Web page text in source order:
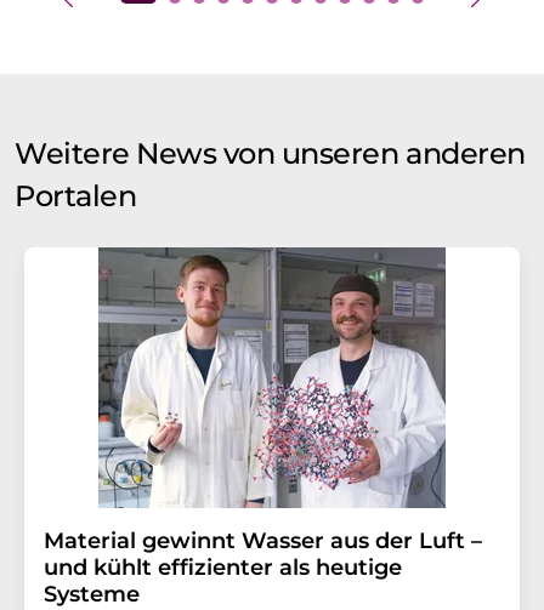
Weitere News von unseren anderen
Portalen
Material gewinnt Wasser aus der Luft –
und kühlt effizienter als heutige
Systeme